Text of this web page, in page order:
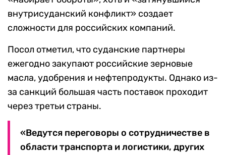
внутрисуданский конфликт» создает
сложности для российских компаний.
Посол отметил, что суданские партнеры
ежегодно закупают российские зерновые
масла, удобрения и нефтепродукты. Однако из-
за санкций большая часть поставок проходит
через третьи страны.
«Ведутся переговоры о сотрудничестве в
области транспорта и логистики, других